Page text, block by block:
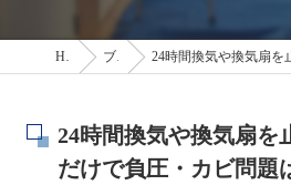
HOME ブログ 24時間換気や換気扇を止めて窓を開けるだけで負圧・カビ問題
24時間換気や換気扇を
だけで負圧・カビ問題